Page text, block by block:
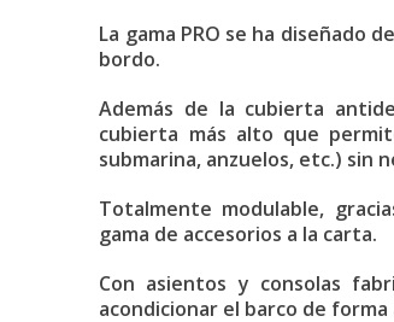
La gama PRO se ha diseñado
bordo.
Además de la cubierta
cubierta más alto que
submarina, anzuelos, etc.) sin
Totalmente modulable,
gama de accesorios a la carta.
Con asientos y consolas
acondicionar el barco de forma